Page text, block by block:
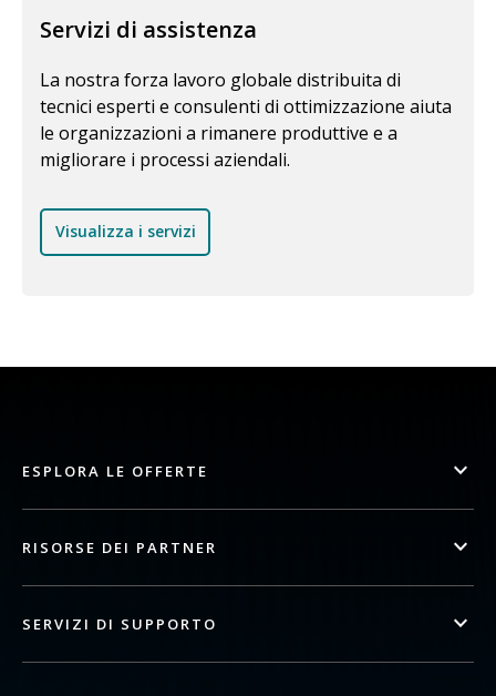
Servizi di assistenza
La nostra forza lavoro globale distribuita di
tecnici esperti e consulenti di ottimizzazione aiuta
le organizzazioni a rimanere produttive e a
migliorare i processi aziendali.
Visualizza i servizi
ESPLORA LE OFFERTE
RISORSE DEI PARTNER
SERVIZI DI SUPPORTO